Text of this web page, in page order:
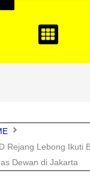
Rejang Lebong Ikuti
Dewan di Jakarta